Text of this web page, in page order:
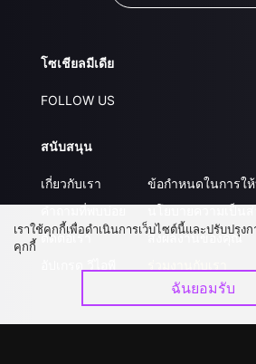
โซเชียลมีเดีย
FOLLOW US
สนับสนุน
เกี่ยวกับเรา
ติดต่อเรา
ข้อกำหนดในการใ
ส่งผลงานของคุณ
เราใช้คุกกี้เพื่อดำเนินการเว็บไซต์นี้และปรับปรุง
คุกกี้
ฉันยอมรับ